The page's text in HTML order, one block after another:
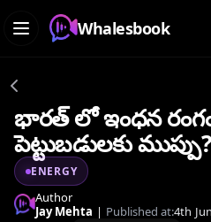
Whalesbook
భారత్ లో ఇంధన
పెట్టుబడులకు ముప్పు?
ENERGY
Author
Jay Mehta | Published at:4th